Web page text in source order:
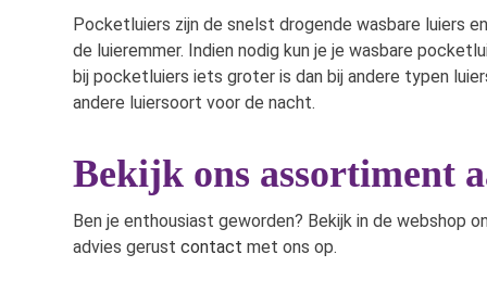
Pocketluiers zijn de snelst drogende wasbare luiers
de luieremmer. Indien nodig kun je je wasbare
bij pocketluiers iets groter is dan bij andere typen
andere luiersoort voor de nacht.
Bekijk ons assortiment
Ben je enthousiast geworden? Bekijk in de webshop
advies gerust contact met ons op.